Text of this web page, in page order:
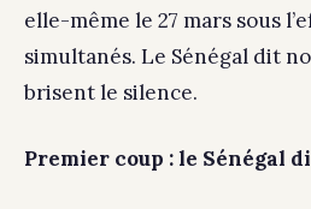
elle-même le 27 mars sous
simultanés. Le Sénégal dit
brisent le silence.
Premier coup : le Sénégal